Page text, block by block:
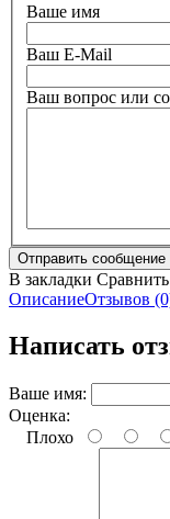
Ваше имя
Ваш E-Mail
Ваш вопрос или
В закладки Сравнить
ОписаниеОтзывов
Написать
Ваше имя:
Оценка:
Плохо